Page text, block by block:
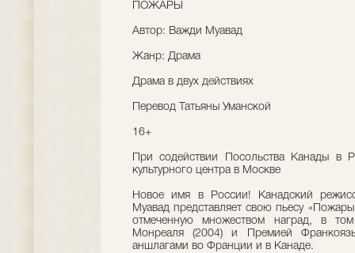
ПОЖАРЫ
Автор: Важди Муавад
Жанр: Драма
Драма в двух действиях
Перевод Татьяны Уманской
16+
При содействии Посольства Канады в
культурного центра в Москве
Новое имя в России! Канадский
Муавад представляет свою пьесу
отмеченную множеством наград, в
Монреаля (2004) и Премией
аншлагами во Франции и в Канаде.